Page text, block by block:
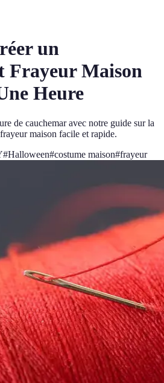
un
Frayeur Maison
Heure
de cauchemar avec notre guide sur la
maison facile et rapide.
#Halloween#costume maison#frayeur